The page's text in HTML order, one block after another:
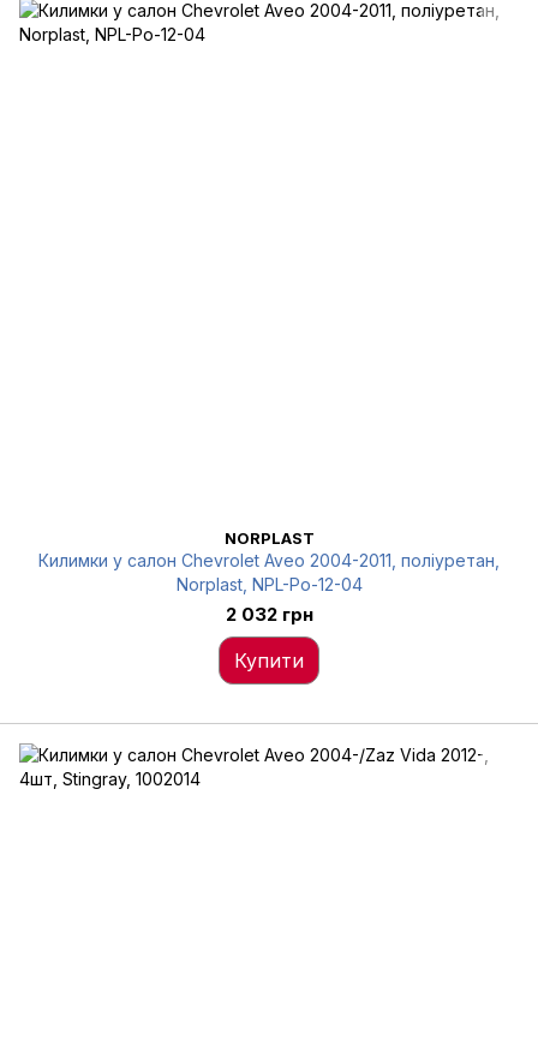
NORPLAST
Килимки у салон Chevrolet Aveo 2004-2011, поліуретан,
Norplast, NPL-Po-12-04
2 032 грн
Купити